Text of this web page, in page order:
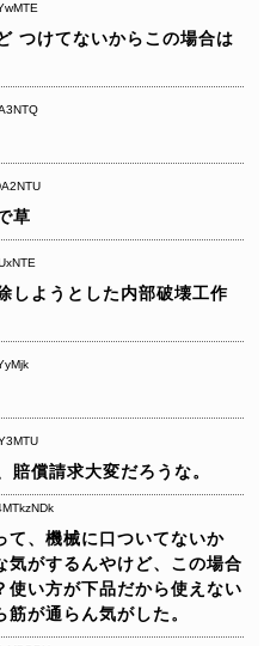
つけてないからこの場合は
草
しようとした内部破壊工作
賠償請求大変だろうな。
て、機械に口ついてないか
気がするんやけど、この場合
使い方が下品だから使えない
が通らん気がした。